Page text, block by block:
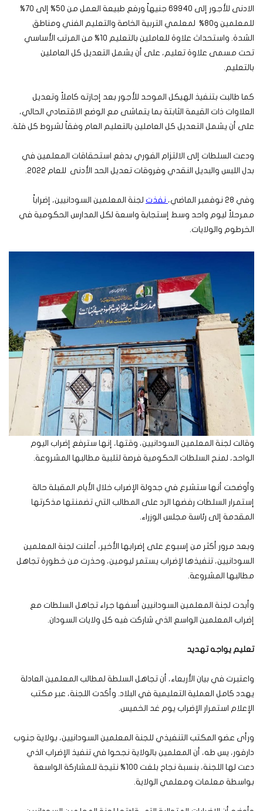
الادنى للأجور إلى 69940 جنيهاً ورفع طبيعة العمل من 50% إلى 70%
للمعلمين و80% لمعلمي التربية الخاصة والتعليم الفني ومناطق
الشدة. واستحداث علاوة للعاملين بالتعليم 10% من المرتب الأساسي
تحت مسمى علاوة تعليم، على أن يشمل التعديل كل العاملين
بالتعليم.
كما طالبت بتنفيذ الهيكل الموحد للأجور بعد إجازته كاملاً وتعديل
العلاوات ذات القيمة الثابتة بما يتماشى مع الوضع الاقتصادي الحالي،
على أن يشمل التعديل كل العاملين بالتعليم العام وفقاً لشروط كل فئة.
ودعت السلطات إلى الالتزام الفوري بدفع استحقاقات المعلمين في
بدل اللبس والبديل النقدي وفروقات تعديل الحد الأدنى للعام 2022.
وفي 28 نوفمبر الماضي، نفذت لجنة المعلمين السودانيين، إضراباً
ممرحلاً ليوم واحد وسط إستجابة واسعة لكل المدارس الحكومية في
الخرطوم والولايات.
وقالت لجنة المعلمين السودانيين، وقتها، إنها سترفع إضراب اليوم
الواحد، لمنح السلطات الحكومية فرصة لتلبية مطالبها المشروعة.
وأوضحت أنها ستشرع في جدولة الإضراب خلال الأيام المقبلة حالة
إستمرار السلطات رفضها الرد على المطالب التي تضمنتها مذكرتها
المقدمة إلى رئاسة مجلس الوزراء.
وبعد مرور أكثر من إسبوع على إضرابها الأخير، أعلنت لجنة المعلمين
السودانيين، تنفيذها لإضراب يستمر ليومين، وحذرت من خطورة تجاهل
مطالبها المشروعة.
وأبدت لجنة المعلمين السودانيين أسفها جراء تجاهل السلطات مع
إضراب المعلمين الواسع الذي شاركت فيه كل ولايات السودان.
تعليم يواجه تهديد
واعتبرت في بيان الأربعاء، أن تجاهل السلطة لمطالب المعلمين العادلة
يهدد كامل العملية التعليمية في البلاد. وأكدت اللجنة، عبر مكتب
الإعلام استمرار الإضراب يوم غد الخميس.
ورأى عضو المكتب التنفيذي للجنة المعلمين السودانيين، بولاية جنوب
دارفور، يس طه، أن المعلمين بالولاية نجحوا في تنفيذ الإضراب الذي
دعت لها اللجنة، بنسبة نجاح بلغت 100% نتيجة للمشاركة الواسعة
بواسطة معلمات ومعلمي الولاية.